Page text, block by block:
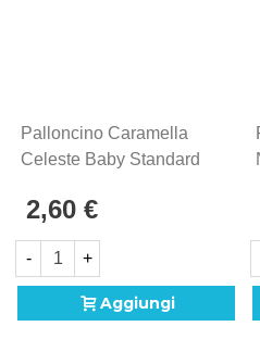
Palloncino Caramella
Celeste Baby Standard
Mylar, 1pz.
2,60 €
- +
Aggiungi